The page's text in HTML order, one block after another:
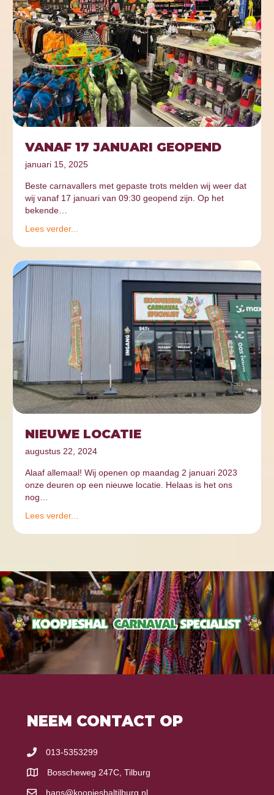
VANAF 17 JANUARI GEOPEND
januari 15, 2025
Beste carnavallers met gepaste trots melden wij weer dat
wij vanaf 17 januari van 09:30 geopend zijn. Op het
bekende…
Lees verder...
NIEUWE LOCATIE
augustus 22, 2024
Alaaf allemaal! Wij openen op maandag 2 januari 2023
onze deuren op een nieuwe locatie. Helaas is het ons
nog…
Lees verder...
NEEM CONTACT OP
013-5353299
Bosscheweg 247C, Tilburg
hans@koopjeshaltilburg.nl